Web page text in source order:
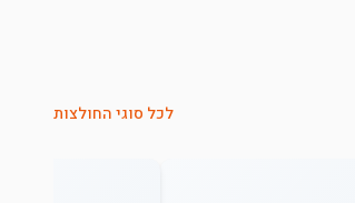
לכל סוגי החולצות